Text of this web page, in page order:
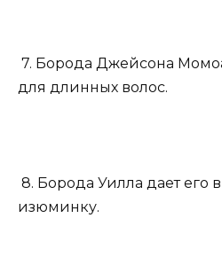
7. Борода Джейсона
для длинных волос.
8. Борода Уилла дает его
изюминку.